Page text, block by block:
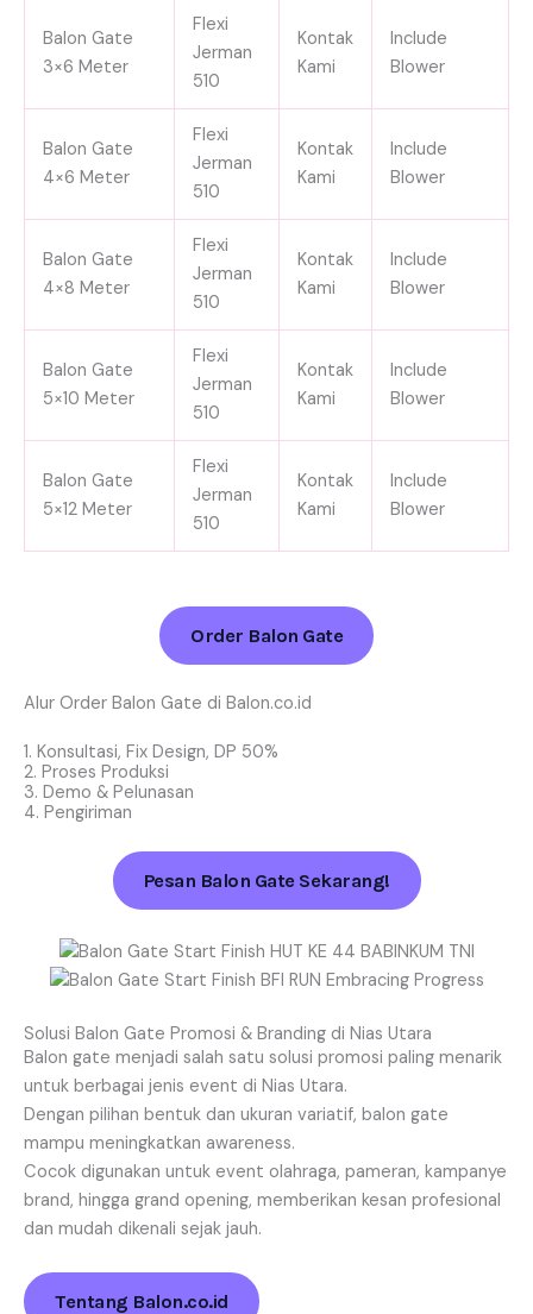
Balon Gate
3×6 Meter
Flexi
Jerman
510
Kontak
Kami
Include
Blower
Balon Gate
4×6 Meter
Flexi
Jerman
510
Kontak
Kami
Include
Blower
Balon Gate
4×8 Meter
Flexi
Jerman
510
Kontak
Kami
Include
Blower
Balon Gate
5×10 Meter
Flexi
Jerman
510
Kontak
Kami
Include
Blower
Balon Gate
5×12 Meter
Flexi
Jerman
510
Kontak
Kami
Include
Blower
Order Balon Gate
Alur Order Balon Gate di Balon.co.id
1. Konsultasi, Fix Design, DP 50%
2. Proses Produksi
3. Demo & Pelunasan
4. Pengiriman
Pesan Balon Gate Sekarang!
Solusi Balon Gate Promosi & Branding di Nias Utara
Balon gate menjadi salah satu solusi promosi paling menarik
untuk berbagai jenis event di Nias Utara.
Dengan pilihan bentuk dan ukuran variatif, balon gate
mampu meningkatkan awareness.
Cocok digunakan untuk event olahraga, pameran, kampanye
brand, hingga grand opening, memberikan kesan profesional
dan mudah dikenali sejak jauh.
Tentang Balon.co.id